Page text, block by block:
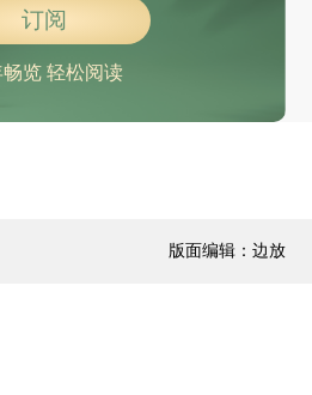
订阅
览 轻松阅读
版面编辑：边放